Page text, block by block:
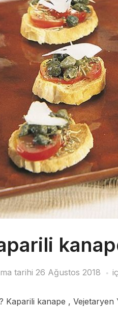
tarihi 26 Ağustos 2018
Kaparili kanape ,